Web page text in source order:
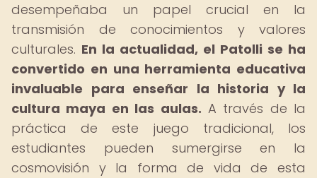
desempeñaba un papel crucial en la
transmisión de conocimientos y valores
culturales. En la actualidad, el Patolli se ha
convertido en una herramienta educativa
invaluable para enseñar la historia y la
cultura maya en las aulas. A través de la
práctica de este juego tradicional, los
estudiantes pueden sumergirse en la
cosmovisión y la forma de vida de esta